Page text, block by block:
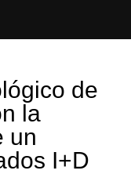
de
la
un
I+D